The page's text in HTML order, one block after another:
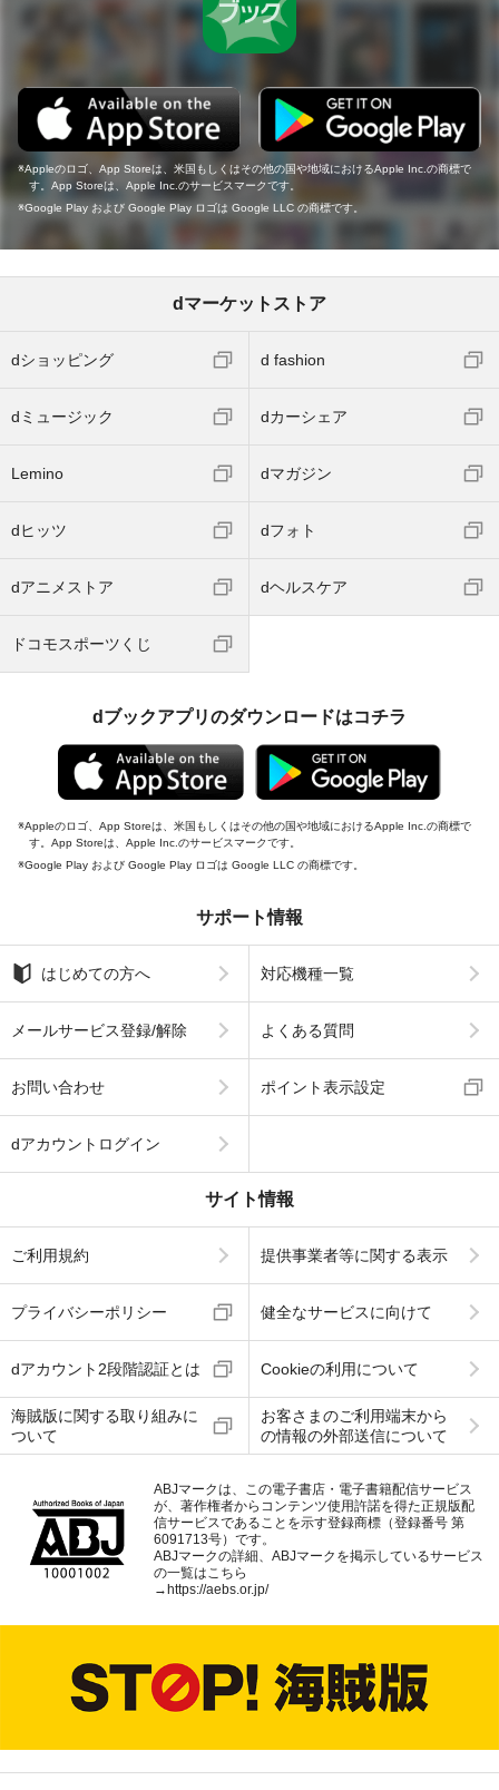
Appleのロゴ、App Storeは、米国もしくはその他の国や地域におけるApple Inc.の商標で
す。App Storeは、Apple Inc.のサービスマークです。
Google Play および Google Play ロゴは Google LLC の商標です。
dマーケットストア
dショッピング d fashion
dミュージック dカーシェア
Lemino dマガジン
dヒッツ dフォト
dアニメストア dヘルスケア
ドコモスポーツくじ
dブックアプリのダウンロードはコチラ
Appleのロゴ、App Storeは、米国もしくはその他の国や地域におけるApple Inc.の商標で
す。App Storeは、Apple Inc.のサービスマークです。
Google Play および Google Play ロゴは Google LLC の商標です。
サポート情報
はじめての方へ 対応機種一覧
メールサービス登録/解除 よくある質問
お問い合わせ ポイント表示設定
dアカウントログイン
サイト情報
ご利用規約 提供事業者等に関する表示
プライバシーポリシー 健全なサービスに向けて
dアカウント2段階認証とは Cookieの利用について
海賊版に関する取り組みに
ついて
お客さまのご利用端末から
の情報の外部送信について
ABJマークは、この電子書店・電子書籍配信サービス
が、著作権者からコンテンツ使用許諾を得た正規版配
信サービスであることを示す登録商標（登録番号 第
6091713号）です。
ABJマークの詳細、ABJマークを掲示しているサービス
の一覧はこちら
→https://aebs.or.jp/